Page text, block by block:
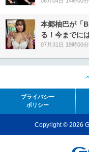
本郷柚巴が「
る！今までに
07月31日 19時00分
プライバシー
ポリシー
Copyright © 2026